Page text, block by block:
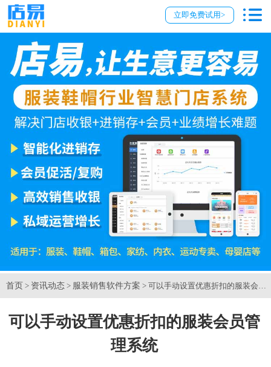
立即免费试用>
首页 > 资讯动态 > 服装销售软件方案 > 可以手动设置优惠折扣的服装会员
可以手动设置优惠折扣的服装会员管
理系统